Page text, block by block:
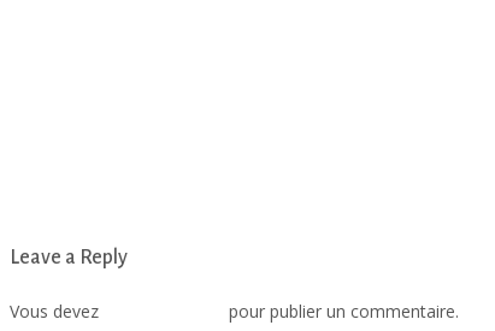
Leave a Reply
Vous devez pour publier un commentaire.